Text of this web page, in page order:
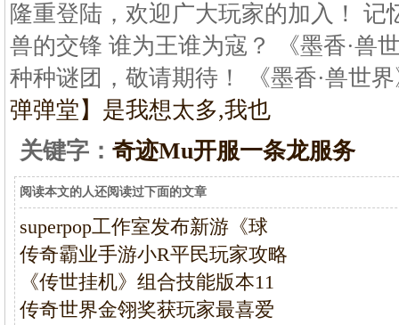
隆重登陆，欢迎广大玩家的加入！ 记
兽的交锋 谁为王谁为寇？ 《墨香·兽
种种谜团，敬请期待！ 《墨香·兽世
弹弹堂】是我想太多,我也
关键字： 奇迹Mu开服一条龙服务
阅读本文的人还阅读过下面的文章
superpop工作室发布新游《球
传奇霸业手游小R平民玩家攻略
《传世挂机》组合技能版本11
传奇世界金翎奖获玩家最喜爱